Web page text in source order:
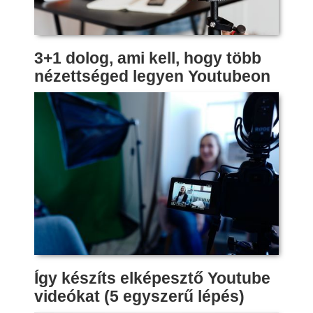
3+1 dolog, ami kell, hogy több
nézettséged legyen Youtubeon
Így készíts elképesztő Youtube
videókat (5 egyszerű lépés)